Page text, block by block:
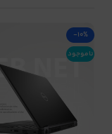
-10%
ناموجود